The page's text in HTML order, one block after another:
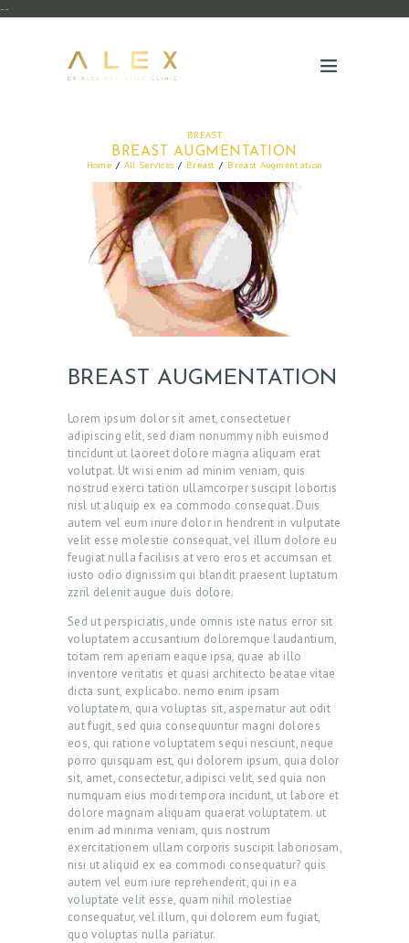
--
BREAST
BREAST AUGMENTATION
Home All Services Breast Breast Augmentation
BREAST AUGMENTATION
Lorem ipsum dolor sit amet, consectetuer
adipiscing elit, sed diam nonummy nibh euismod
tincidunt ut laoreet dolore magna aliquam erat
volutpat. Ut wisi enim ad minim veniam, quis
nostrud exerci tation ullamcorper suscipit lobortis
nisl ut aliquip ex ea commodo consequat. Duis
autem vel eum iriure dolor in hendrerit in vulputate
velit esse molestie consequat, vel illum dolore eu
feugiat nulla facilisis at vero eros et accumsan et
iusto odio dignissim qui blandit praesent luptatum
zzril delenit augue duis dolore.
Sed ut perspiciatis, unde omnis iste natus error sit
voluptatem accusantium doloremque laudantium,
totam rem aperiam eaque ipsa, quae ab illo
inventore veritatis et quasi architecto beatae vitae
dicta sunt, explicabo. nemo enim ipsam
voluptatem, quia voluptas sit, aspernatur aut odit
aut fugit, sed quia consequuntur magni dolores
eos, qui ratione voluptatem sequi nesciunt, neque
porro quisquam est, qui dolorem ipsum, quia dolor
sit, amet, consectetur, adipisci velit, sed quia non
numquam eius modi tempora incidunt, ut labore et
dolore magnam aliquam quaerat voluptatem. ut
enim ad minima veniam, quis nostrum
exercitationem ullam corporis suscipit laboriosam,
nisi ut aliquid ex ea commodi consequatur? quis
autem vel eum iure reprehenderit, qui in ea
voluptate velit esse, quam nihil molestiae
consequatur, vel illum, qui dolorem eum fugiat,
quo voluptas nulla pariatur.